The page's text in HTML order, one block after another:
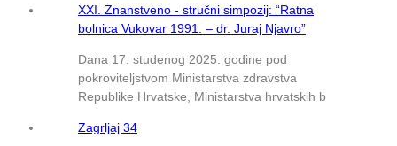
XXI. Znanstveno ‑ stručni simpozij: “Ratna
bolnica Vukovar 1991. – dr. Juraj Njavro”
Dana 17. studenog 2025. godine pod
pokroviteljstvom Ministarstva zdravstva
Republike Hrvatske, Ministarstva hrvatskih b
Zagrljaj 34